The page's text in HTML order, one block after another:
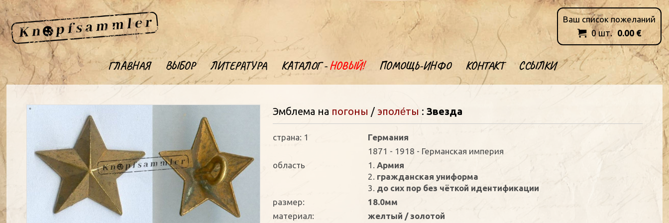
ГЛАВНАЯ ВЫБОР ЛИТЕРАТУРА КАТАЛОГ -НОВЫЙ! ПОМОЩЬ-ИНФО КОНТАКТ ССЫЛКИ
Ваш список пожеланий
 0шт. 0.00 €
Эмблема на погоны / эполе́ты :Звезда
страна: 1
Германия
1871 - 1918 - Германская империя
oбласть
1. Армия
2. гражданская униформа
3. до сих пор без чёткой идентификации
размер:
18.0мм
материал:
желтый / золотой